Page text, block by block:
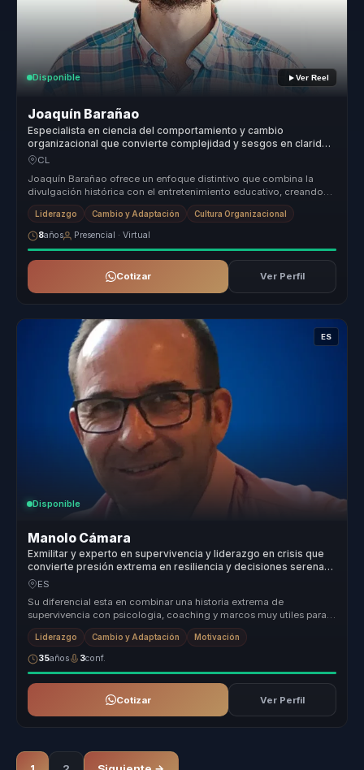
Disponible Ver Reel
Joaquín Barañao
Especialista en ciencia del comportamiento y cambio
organizacional que convierte complejidad y sesgos en claridad
para líderes y equipos.
CL
Joaquín Barañao ofrece un enfoque distintivo que combina la
divulgación histórica con el entretenimiento educativo, creando
una experienc...
Liderazgo Cambio y Adaptación Cultura Organizacional
8años Presencial · Virtual
Cotizar Ver Perfil
ES
Disponible
Manolo Cámara
Exmilitar y experto en supervivencia y liderazgo en crisis que
convierte presión extrema en resiliencia y decisiones serenas
para equipos.
ES
Su diferencial esta en combinar una historia extrema de
supervivencia con psicologia, coaching y marcos muy utiles para
afrontar cambio. ...
Liderazgo Cambio y Adaptación Motivación
35años 3conf.
Cotizar Ver Perfil